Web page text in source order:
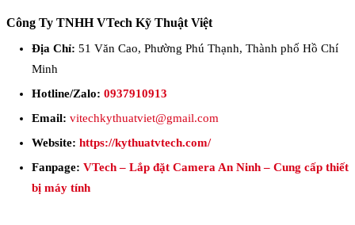
Công Ty TNHH VTech Kỹ Thuật Việt
Địa Chỉ: 51 Văn Cao, Phường Phú Thạnh, Thành phố Hồ Chí
Minh
Hotline/Zalo: 0937910913
Email: vitechkythuatviet@gmail.com
Website: https://kythuatvtech.com/
Fanpage: VTech – Lắp đặt Camera An Ninh – Cung cấp thiết
bị máy tính